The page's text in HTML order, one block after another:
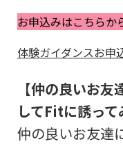
お申込みはこちら
体験ガイダンスお申
【仲の良いお
してFitに誘って
仲の良いお友達